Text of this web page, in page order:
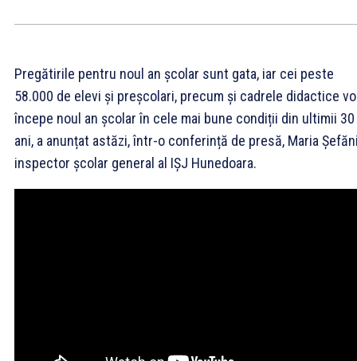
Pregătirile pentru noul an școlar sunt gata, iar cei peste
58.000 de elevi și preșcolari, precum și cadrele didactice
începe noul an școlar în cele mai bune condiții din ultimii
ani, a anunțat astăzi, într-o conferință de presă, Maria
inspector școlar general al IȘJ Hunedoara.